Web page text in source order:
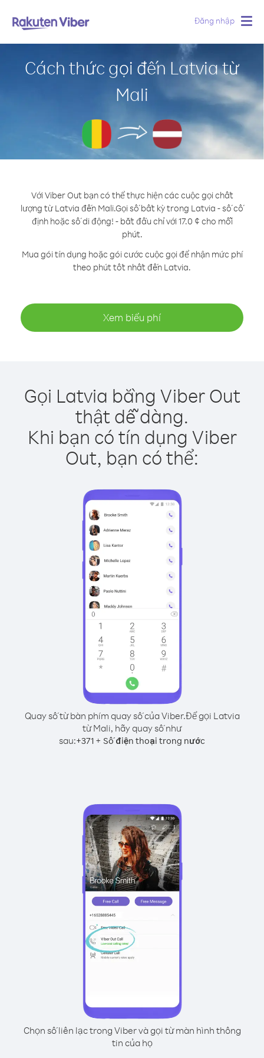
Đăng nhập
Cách thức gọi đến Latvia từ
Mali
Với Viber Out bạn có thể thực hiện các cuộc gọi chất
lượng từ Latvia đến Mali.Gọi số bất kỳ trong Latvia - số cố
định hoặc số di động! - bắt đầu chỉ với 17.0 ¢ cho mỗi
phút.
Mua gói tín dụng hoặc gói cước cuộc gọi để nhận mức phí
theo phút tốt nhất đến Latvia.
Xem biểu phí
Gọi Latvia bằng Viber Out
thật dễ dàng.
Khi bạn có tín dụng Viber
Out, bạn có thể:
Quay số từ bàn phím quay số của Viber.Để gọi Latvia
từ Mali, hãy quay số như
sau:+371 + Số điện thoại trong nước
Chọn số liên lạc trong Viber và gọi từ màn hình thông
tin của họ